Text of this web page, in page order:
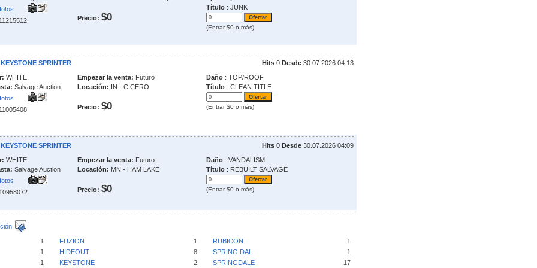
Precio: $0
Título : JUNK
(Entrar $0 o más)
KEYSTONE SPRINTER Hits 0 Desde 30.07.2026 04:13
WHITE
Salvage Auction
Empezar la venta: Futuro
Locación: IN - CICERO
Precio: $0
Daño : TOP/ROOF
Título : CLEAN TITLE
(Entrar $0 o más)
KEYSTONE SPRINTER Hits 0 Desde 30.07.2026 04:09
WHITE
Salvage Auction
Empezar la venta: Futuro
Locación: MN - HAM LAKE
Precio: $0
Daño : VANDALISM
Título : REBUILT SALVAGE
(Entrar $0 o más)
1 FUZION 1 RUBICON
1
1
HIDEOUT 8 SPRING DAL
1
1
KEYSTONE 2 SPRINGDALE 17